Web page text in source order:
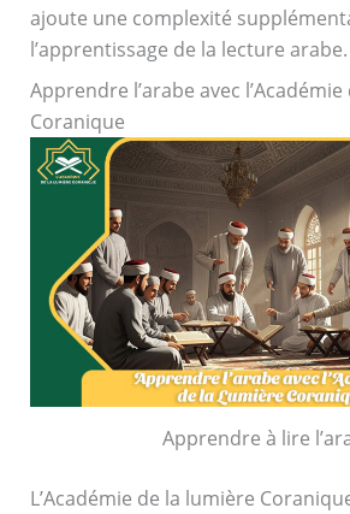
ajoute une complexité
l’apprentissage de la lecture arabe.
Apprendre l’arabe avec
Coranique
Apprendre à lire
L’Académie de la lumière